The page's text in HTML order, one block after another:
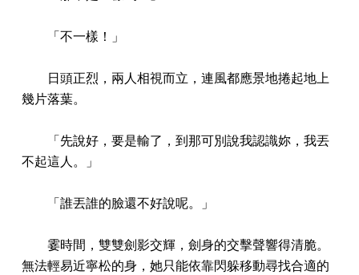
「不一樣！」
日頭正烈，兩人相視而立，連風都應景地捲起地上
幾片落葉。
「先說好，要是輸了，到那可別說我認識妳，我丟
不起這人。」
「誰丟誰的臉還不好說呢。」
霎時間，雙雙劍影交輝，劍身的交擊聲響得清脆。
無法輕易近寧松的身，她只能依靠閃躲移動尋找合適的